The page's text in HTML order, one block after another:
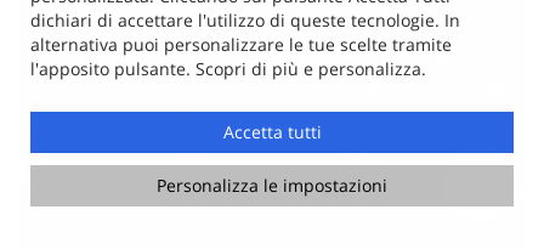
dichiari di accettare l'utilizzo di queste tecnologie. In
alternativa puoi personalizzare le tue scelte tramite
l'apposito pulsante. Scopri di più e personalizza.
Accetta tutti
Personalizza le impostazioni